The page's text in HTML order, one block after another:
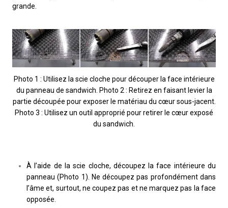
grande.
Photo 1 : Utilisez la scie cloche pour découper la face intérieure
du panneau de sandwich. Photo 2 : Retirez en faisant levier la
partie découpée pour exposer le matériau du cœur sous-jacent.
Photo 3 : Utilisez un outil approprié pour retirer le cœur exposé
du sandwich.
À l’aide de la scie cloche, découpez la face intérieure du
panneau (Photo 1). Ne découpez pas profondément dans
l’âme et, surtout, ne coupez pas et ne marquez pas la face
opposée.